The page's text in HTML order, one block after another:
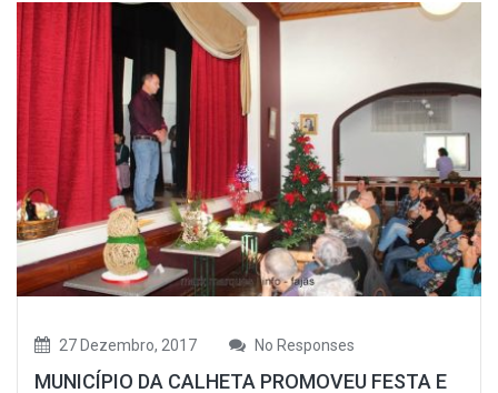
27 Dezembro, 2017 No Responses
MUNICÍPIO DA CALHETA PROMOVEU FESTA E